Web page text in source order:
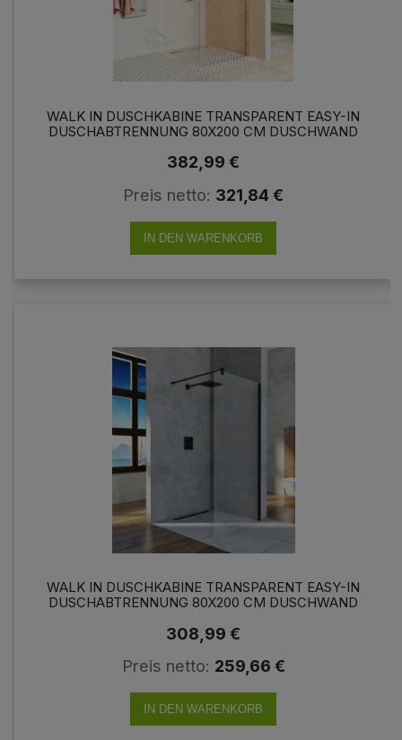
WALK IN DUSCHKABINE TRANSPARENT EASY-IN
DUSCHABTRENNUNG 80X200 CM DUSCHWAND
382,99 €
Preis netto: 321,84 €
IN DEN WARENKORB
WALK IN DUSCHKABINE TRANSPARENT EASY-IN
DUSCHABTRENNUNG 80X200 CM DUSCHWAND
308,99 €
Preis netto: 259,66 €
IN DEN WARENKORB